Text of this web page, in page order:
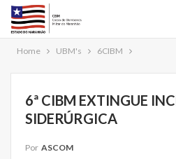
Home UBM's 6CIBM
6ª CIBM EXTINGUE
SIDERÚRGICA
Por ASCOM